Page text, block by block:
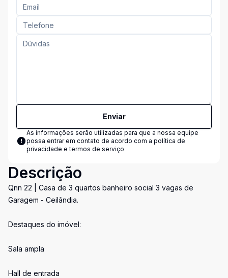
Enviar
As informações serão utilizadas para que a nossa equipe
possa entrar em contato de acordo com a política de
privacidade e termos de serviço
Descrição
Qnn 22 | Casa de 3 quartos banheiro social 3 vagas de
Garagem - Ceilândia.
Destaques do imóvel:
Sala ampla
Hall de entrada